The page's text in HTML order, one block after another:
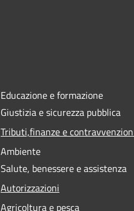
Educazione e formazione
Giustizia e sicurezza pubblica
Tributi,finanze e
Ambiente
Salute, benessere e assistenza
Autorizzazioni
Agricoltura e pesca